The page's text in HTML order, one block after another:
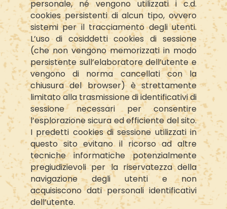
personale, né vengono utilizzati i c.d.
cookies persistenti di alcun tipo, ovvero
sistemi per il tracciamento degli utenti.
L’uso di cosiddetti cookies di sessione
(che non vengono memorizzati in modo
persistente sull’elaboratore dell’utente e
vengono di norma cancellati con la
chiusura del browser) è strettamente
limitato alla trasmissione di identificativi di
sessione necessari per consentire
l’esplorazione sicura ed efficiente del sito.
I predetti cookies di sessione utilizzati in
questo sito evitano il ricorso ad altre
tecniche informatiche potenzialmente
pregiudizievoli per la riservatezza della
navigazione degli utenti e non
acquisiscono dati personali identificativi
dell’utente.